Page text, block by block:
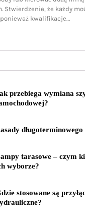
Stwierdzenie, że każdy
kwalifikacje…
przebiega wymiana
tarasowe – czym
wyborze?
stosowane są